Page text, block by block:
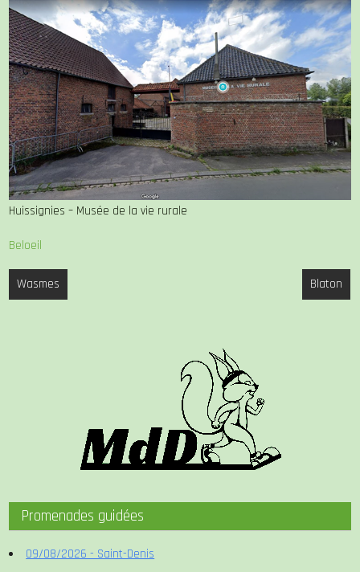
Huissignies – Musée de la vie rurale
Beloeil
Navigation
de
Wasmes Blaton
Promenades guidées
09/08/2026 - Saint-Denis